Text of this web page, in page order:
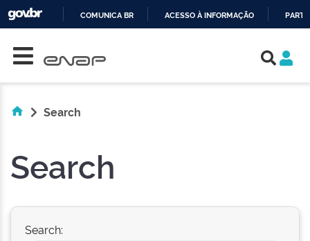
COMUNICA BR ACESSO À INFORMAÇÃO
Search
Search
Search: